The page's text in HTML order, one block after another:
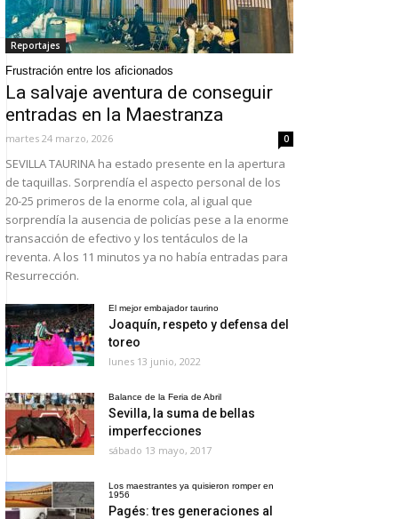
Reportajes
Frustración entre los aficionados
La salvaje aventura de conseguir
entradas en la Maestranza
martes 24 marzo, 2026 0
SEVILLA TAURINA ha estado presente en la apertura
de taquillas. Sorprendía el aspecto personal de los
20-25 primeros de la enorme cola, al igual que
sorprendía la ausencia de policías pese a la enorme
transacción de efectivo y los tentáculos de la
reventa. A los 11 minutos ya no había entradas para
Resurrección.
El mejor embajador taurino
Joaquín, respeto y defensa del
toreo
lunes 13 junio, 2022
Balance de la Feria de Abril
Sevilla, la suma de bellas
imperfecciones
sábado 13 mayo, 2017
Los maestrantes ya quisieron romper en
1956
Pagés: tres generaciones al